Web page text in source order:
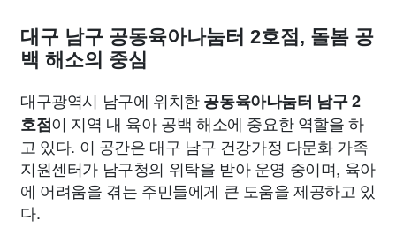
대구 남구 공동육아나눔터 2호점, 돌봄 공
백 해소의 중심
대구광역시 남구에 위치한공동육아나눔터 남구 2
호점이 지역 내 육아 공백 해소에 중요한 역할을 하
고 있다. 이 공간은 대구 남구 건강가정 다문화 가족
지원센터가 남구청의 위탁을 받아 운영 중이며, 육아
에 어려움을 겪는 주민들에게 큰 도움을 제공하고 있
다.